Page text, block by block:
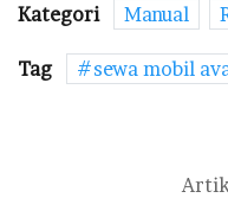
Kategori Manual
Tag sewa mobil